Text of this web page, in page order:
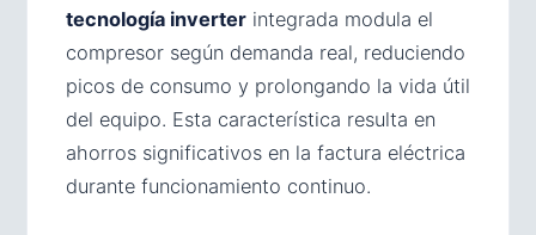
tecnología inverter integrada modula el
compresor según demanda real, reduciendo
picos de consumo y prolongando la vida útil
del equipo. Esta característica resulta en
ahorros significativos en la factura eléctrica
durante funcionamiento continuo.